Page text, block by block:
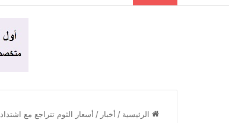
الرئيسية / أخبار / أسعار الثوم تتراجع مع